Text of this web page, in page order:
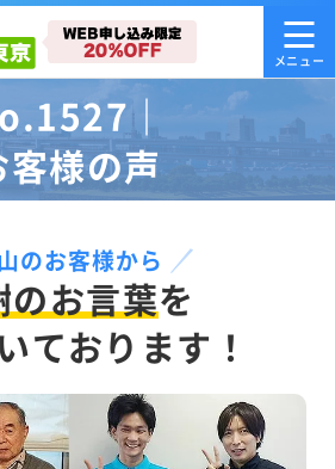
｜
客様の声
のお客様から
のお言葉を
ております！